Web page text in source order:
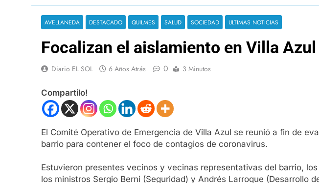
AVELLANEDA DESTACADO QUILMES SALUD SOCIEDAD ULTIMAS NOTICIAS
Focalizan el aislamiento en Villa Azul
Diario EL SOL 6 Años Atrás 0 3 Minutos
Compartilo!
El Comité Operativo de Emergencia de Villa Azul se reunió a fin de
barrio para contener el foco de contagios de coronavirus.
Estuvieron presentes vecinos y vecinas representativas del barrio,
los ministros Sergio Berni (Seguridad) y Andrés Larroque (Desarrollo